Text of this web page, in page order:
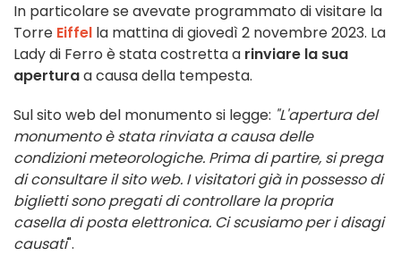
In particolare se avevate programmato di visitare la
Torre Eiffel la mattina di giovedì 2 novembre 2023. La
Lady di Ferro è stata costretta a rinviare la sua
aperturaa causa della tempesta.
Sul sito web del monumento si legge: "L'apertura del
monumento è stata rinviata a causa delle
condizioni meteorologiche. Prima di partire, si prega
di consultare il sito web. I visitatori già in possesso di
biglietti sono pregati di controllare la propria
casella di posta elettronica. Ci scusiamo per i disagi
causati".